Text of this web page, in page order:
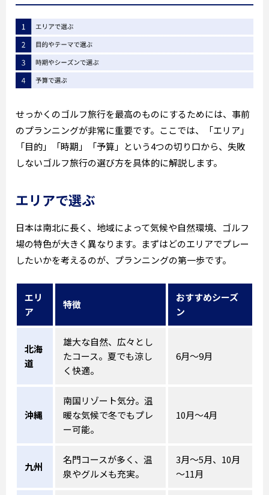
せっかくのゴルフ旅行を最高のものにするためには、事前
のプランニングが非常に重要です。ここでは、「エリア」
「目的」「時期」「予算」という4つの切り口から、失敗
しないゴルフ旅行の選び方を具体的に解説します。
エリアで選ぶ
日本は南北に長く、地域によって気候や自然環境、ゴルフ
場の特色が大きく異なります。まずはどのエリアでプレー
したいかを考えるのが、プランニングの第一歩です。
エリ
ア
特徴
おすすめシーズ
ン
北海
道
雄大な自然、広々とし
たコース。夏でも涼し
く快適。
6月～9月
沖縄
南国リゾート気分。温
暖な気候で冬でもプレ
ー可能。
10月～4月
九州
名門コースが多く、温
泉やグルメも充実。
3月～5月、10月
～11月